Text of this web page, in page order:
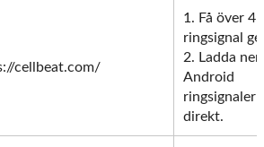
cellbeat.com/
1. Få över 45
ringsignal
2. Ladda ner
Android
ringsignaler
direkt.